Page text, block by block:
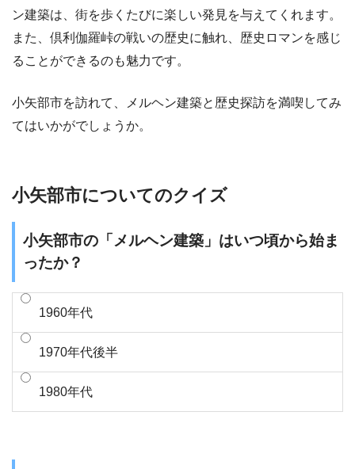
ン建築は、街を歩くたびに楽しい発見を与えてくれます。
また、倶利伽羅峠の戦いの歴史に触れ、歴史ロマンを感じ
ることができるのも魅力です。
小矢部市を訪れて、メルヘン建築と歴史探訪を満喫してみ
てはいかがでしょうか。
小矢部市についてのクイズ
小矢部市の「メルヘン建築」はいつ頃から始ま
ったか？
1960年代
1970年代後半
1980年代